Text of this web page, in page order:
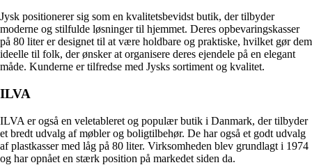
Jysk positionerer sig som en kvalitetsbevidst butik, der tilbyder
moderne og stilfulde løsninger til hjemmet. Deres opbevaringskasser
på 80 liter er designet til at være holdbare og praktiske, hvilket gør dem
ideelle til folk, der ønsker at organisere deres ejendele på en elegant
måde. Kunderne er tilfredse med Jysks sortiment og kvalitet.
ILVA
ILVA er også en veletableret og populær butik i Danmark, der tilbyder
et bredt udvalg af møbler og boligtilbehør. De har også et godt udvalg
af plastkasser med låg på 80 liter. Virksomheden blev grundlagt i 1974
og har opnået en stærk position på markedet siden da.